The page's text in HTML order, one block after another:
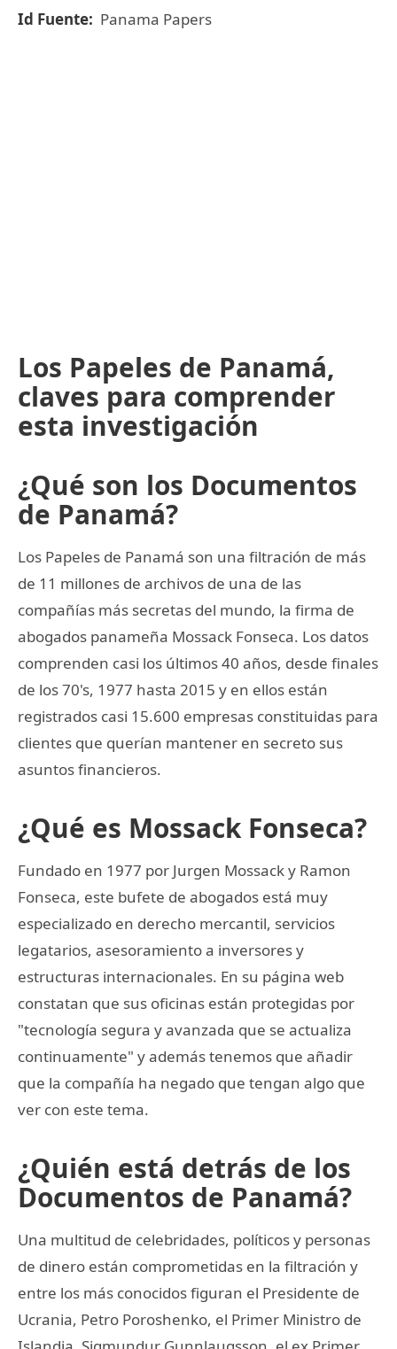
Id Fuente: Panama Papers
Los Papeles de Panamá,
claves para comprender
esta investigación
¿Qué son los Documentos
de Panamá?
Los Papeles de Panamá son una filtración de más
de 11 millones de archivos de una de las
compañías más secretas del mundo, la firma de
abogados panameña Mossack Fonseca. Los datos
comprenden casi los últimos 40 años, desde finales
de los 70's, 1977 hasta 2015 y en ellos están
registrados casi 15.600 empresas constituidas para
clientes que querían mantener en secreto sus
asuntos financieros.
¿Qué es Mossack Fonseca?
Fundado en 1977 por Jurgen Mossack y Ramon
Fonseca, este bufete de abogados está muy
especializado en derecho mercantil, servicios
legatarios, asesoramiento a inversores y
estructuras internacionales. En su página web
constatan que sus oficinas están protegidas por
"tecnología segura y avanzada que se actualiza
continuamente" y además tenemos que añadir
que la compañía ha negado que tengan algo que
ver con este tema.
¿Quién está detrás de los
Documentos de Panamá?
Una multitud de celebridades, políticos y personas
de dinero están comprometidas en la filtración y
entre los más conocidos figuran el Presidente de
Ucrania, Petro Poroshenko, el Primer Ministro de